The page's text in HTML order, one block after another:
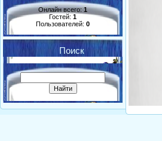
Онлайн всего:1
Гостей: 1
Пользователей: 0
Поиск